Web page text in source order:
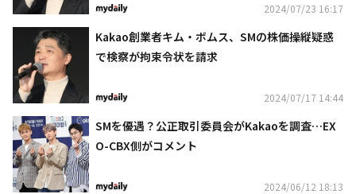
2024/07/23 16:17
Kakao創業者キム・ボムス、SMの株価操縦疑惑
で検察が拘束令状を請求
2024/07/17 14:44
SMを優遇？公正取引委員会がKakaoを調査…EX
O-CBX側がコメント
2024/06/12 18:13